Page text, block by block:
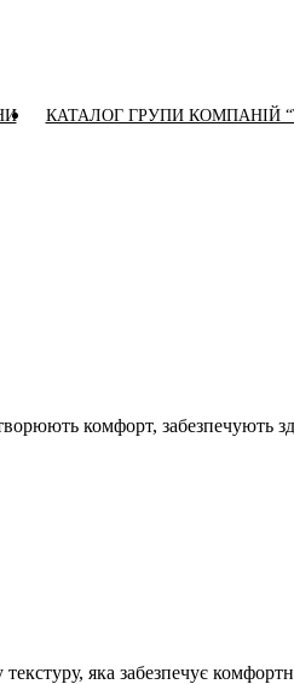
КАТАЛОГ ГРУПИ КОМПАНІЙ
комфорт, забезпечують
яка забезпечує